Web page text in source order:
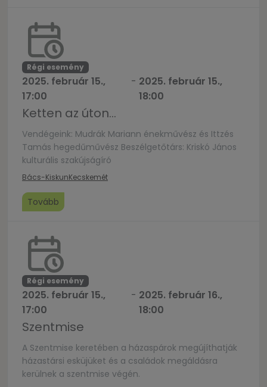
Régi esemény
2025. február 15.,
17:00
- 2025. február 15.,
18:00
Ketten az úton…
Vendégeink: Mudrák Mariann énekművész és Ittzés
Tamás hegedűművész Beszélgetőtárs: Kriskó János
kulturális szakújságíró
Bács-KiskunKecskemét
Tovább
Régi esemény
2025. február 15.,
17:00
- 2025. február 16.,
18:00
Szentmise
A Szentmise keretében a házaspárok megújíthatják
házastársi esküjüket és a családok megáldásra
kerülnek a szentmise végén.